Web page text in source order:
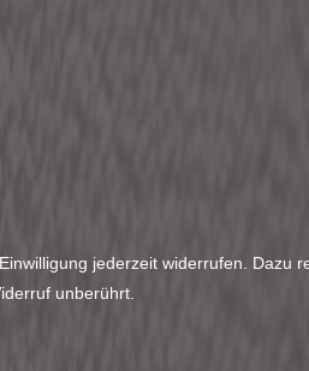
jederzeit widerrufen. Dazu
unberührt.